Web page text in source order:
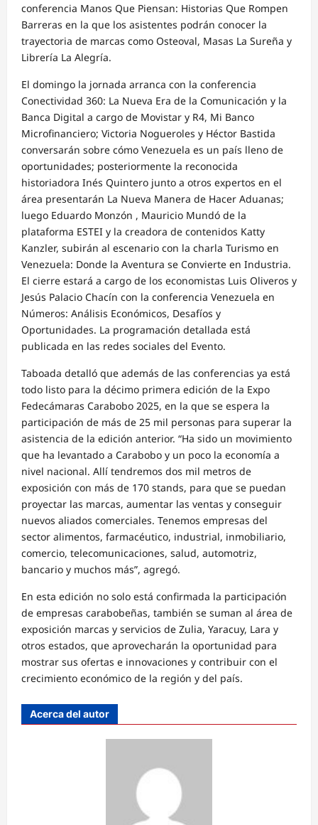
conferencia Manos Que Piensan: Historias Que Rompen
Barreras en la que los asistentes podrán conocer la
trayectoria de marcas como Osteoval, Masas La Sureña y
Librería La Alegría.
El domingo la jornada arranca con la conferencia
Conectividad 360: La Nueva Era de la Comunicación y la
Banca Digital a cargo de Movistar y R4, Mi Banco
Microfinanciero; Victoria Nogueroles y Héctor Bastida
conversarán sobre cómo Venezuela es un país lleno de
oportunidades; posteriormente la reconocida
historiadora Inés Quintero junto a otros expertos en el
área presentarán La Nueva Manera de Hacer Aduanas;
luego Eduardo Monzón , Mauricio Mundó de la
plataforma ESTEI y la creadora de contenidos Katty
Kanzler, subirán al escenario con la charla Turismo en
Venezuela: Donde la Aventura se Convierte en Industria.
El cierre estará a cargo de los economistas Luis Oliveros y
Jesús Palacio Chacín con la conferencia Venezuela en
Números: Análisis Económicos, Desafíos y
Oportunidades. La programación detallada está
publicada en las redes sociales del Evento.
Taboada detalló que además de las conferencias ya está
todo listo para la décimo primera edición de la Expo
Fedecámaras Carabobo 2025, en la que se espera la
participación de más de 25 mil personas para superar la
asistencia de la edición anterior. “Ha sido un movimiento
que ha levantado a Carabobo y un poco la economía a
nivel nacional. Allí tendremos dos mil metros de
exposición con más de 170 stands, para que se puedan
proyectar las marcas, aumentar las ventas y conseguir
nuevos aliados comerciales. Tenemos empresas del
sector alimentos, farmacéutico, industrial, inmobiliario,
comercio, telecomunicaciones, salud, automotriz,
bancario y muchos más”, agregó.
En esta edición no solo está confirmada la participación
de empresas carabobeñas, también se suman al área de
exposición marcas y servicios de Zulia, Yaracuy, Lara y
otros estados, que aprovecharán la oportunidad para
mostrar sus ofertas e innovaciones y contribuir con el
crecimiento económico de la región y del país.
Acerca del autor